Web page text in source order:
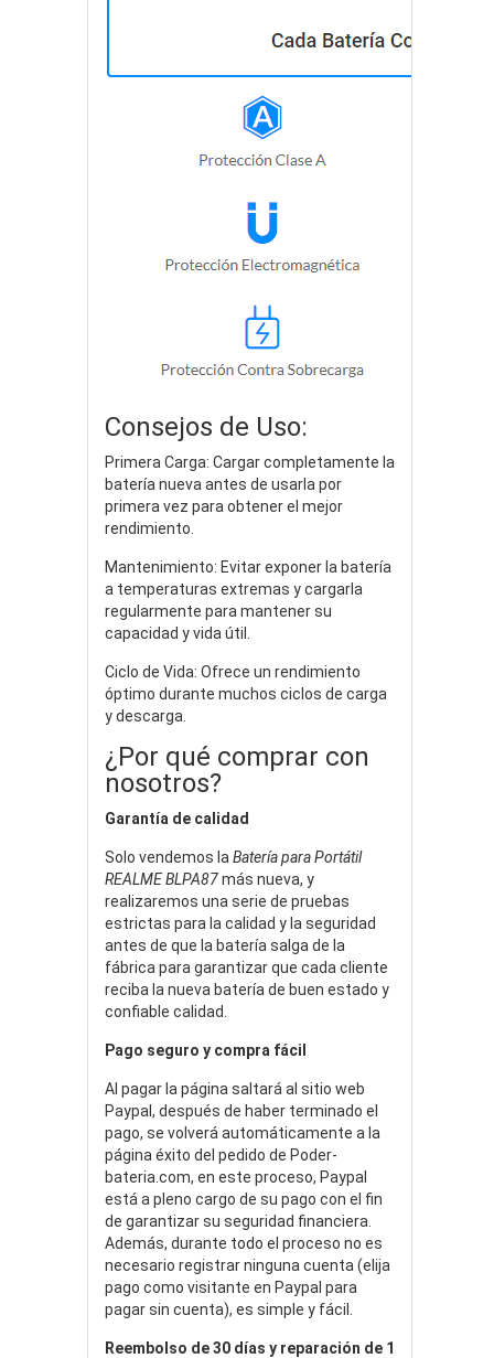
Consejos de Uso:
Primera Carga: Cargar completamente la
batería nueva antes de usarla por
primera vez para obtener el mejor
rendimiento.
Mantenimiento: Evitar exponer la batería
a temperaturas extremas y cargarla
regularmente para mantener su
capacidad y vida útil.
Ciclo de Vida: Ofrece un rendimiento
óptimo durante muchos ciclos de carga
y descarga.
¿Por qué comprar con
nosotros?
Garantía de calidad
Solo vendemos la Batería para Portátil
REALME BLPA87más nueva, y
realizaremos una serie de pruebas
estrictas para la calidad y la seguridad
antes de que la batería salga de la
fábrica para garantizar que cada cliente
reciba la nueva batería de buen estado y
confiable calidad.
Pago seguro y compra fácil
Al pagar la página saltará al sitio web
Paypal, después de haber terminado el
pago, se volverá automáticamente a la
página éxito del pedido de Poder-
bateria.com, en este proceso, Paypal
está a pleno cargo de su pago con el fin
de garantizar su seguridad financiera.
Además, durante todo el proceso no es
necesario registrar ninguna cuenta (elija
pago como visitante en Paypal para
pagar sin cuenta), es simple y fácil.
Reembolso de 30 días y reparación de 1